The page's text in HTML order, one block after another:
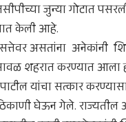
जुन्या गोटात
केली आहे.
असतांना अनेकांनी
शहरात करण्यात आला
यांचा सत्कार
घेऊन गेले. राज्यतील